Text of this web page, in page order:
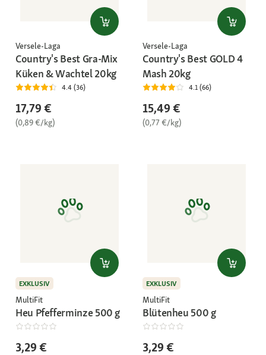
Versele-Laga
Country's Best Gra-Mix
Küken & Wachtel 20kg
4.4 (36)
17,79 €
(0,89 €/kg)
Versele-Laga
Country's Best GOLD 4
Mash 20kg
4.1 (66)
15,49 €
(0,77 €/kg)
EXKLUSIV
MultiFit
Heu Pfefferminze 500 g
3,29 €
EXKLUSIV
MultiFit
Blütenheu 500 g
3,29 €